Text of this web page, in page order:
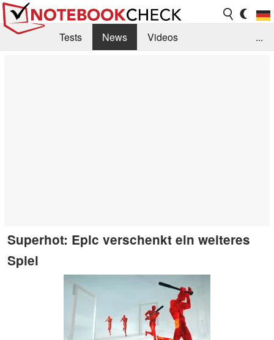
Tests News
Videos
...
Superhot: Epic verschenkt ein weiteres
Spiel